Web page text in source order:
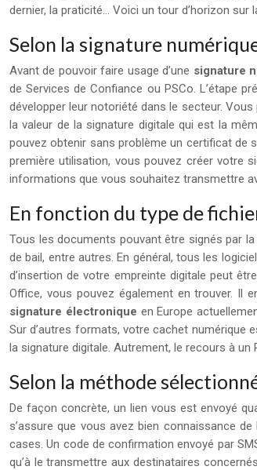
dernier, la praticité… Voici un tour d’horizon sur
Selon la signature
Avant de pouvoir faire usage d’une signature
de Services de Confiance ou PSCo. L’étape
développer leur notoriété dans le secteur.
la valeur de la signature digitale qui est la
pouvez obtenir sans problème un certificat de
première utilisation, vous pouvez créer votre
informations que vous souhaitez transmettre
En fonction du type de
Tous les documents pouvant être signés par
de bail, entre autres. En général, tous les
d’insertion de votre empreinte digitale peut
Office, vous pouvez également en trouver. Il
signature électronique en Europe
Sur d’autres formats, votre cachet numérique
la signature digitale. Autrement, le recours à un
Selon la méthode
De façon concrète, un lien vous est envoyé
s’assure que vous avez bien connaissance
cases. Un code de confirmation envoyé par
qu’à le transmettre aux destinataires